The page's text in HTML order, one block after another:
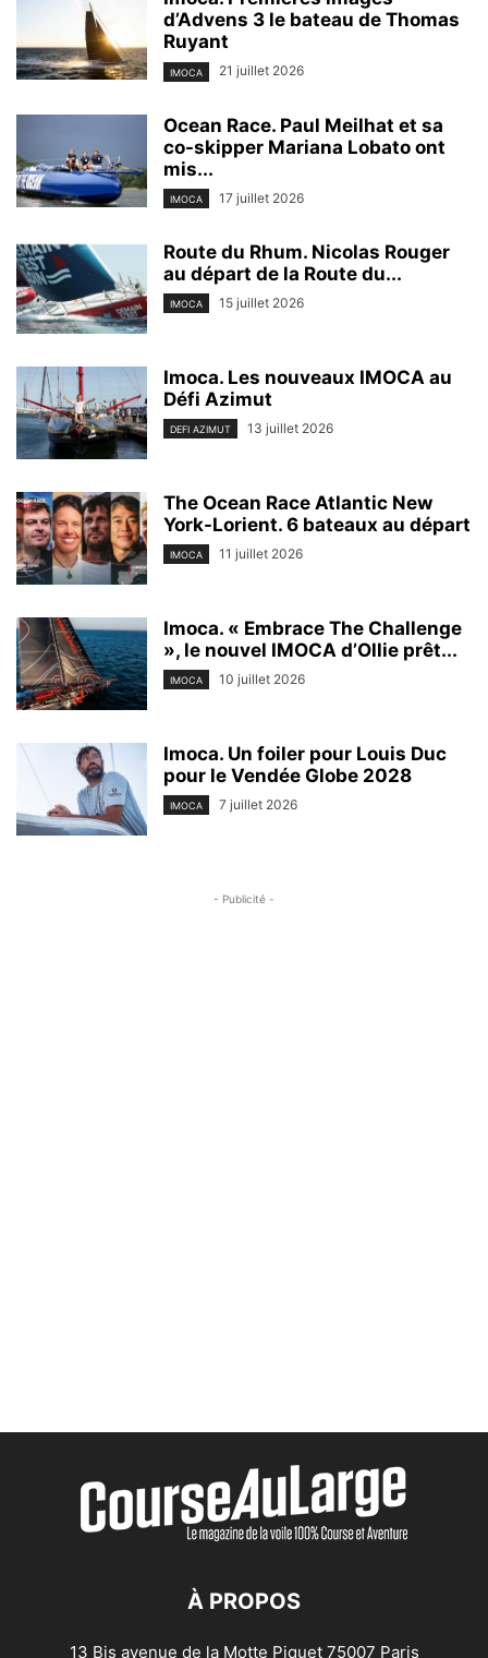
d’Advens 3 le bateau de Thomas
Ruyant
IMOCA 21 juillet 2026
Ocean Race. Paul Meilhat et sa
co-skipper Mariana Lobato ont
mis...
IMOCA 17 juillet 2026
Route du Rhum. Nicolas Rouger
au départ de la Route du...
IMOCA 15 juillet 2026
Imoca. Les nouveaux IMOCA au
Défi Azimut
DEFI AZIMUT 13 juillet 2026
The Ocean Race Atlantic New
York-Lorient. 6 bateaux au départ
IMOCA 11 juillet 2026
Imoca. « Embrace The Challenge
», le nouvel IMOCA d’Ollie prêt...
IMOCA 10 juillet 2026
Imoca. Un foiler pour Louis Duc
pour le Vendée Globe 2028
IMOCA 7 juillet 2026
- Publicité -
À PROPOS
13 Bis avenue de la Motte Piquet 75007 Paris